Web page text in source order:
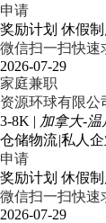
申请
奖励计划 休假
微信扫一扫快速
2026-07-29
家庭兼职
资源环球有限公
3-8K | 加拿大-温
仓储物流|私人
申请
奖励计划 休假
微信扫一扫快速
2026-07-29